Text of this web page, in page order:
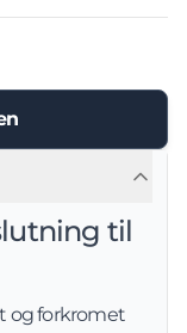
til
og forkromet